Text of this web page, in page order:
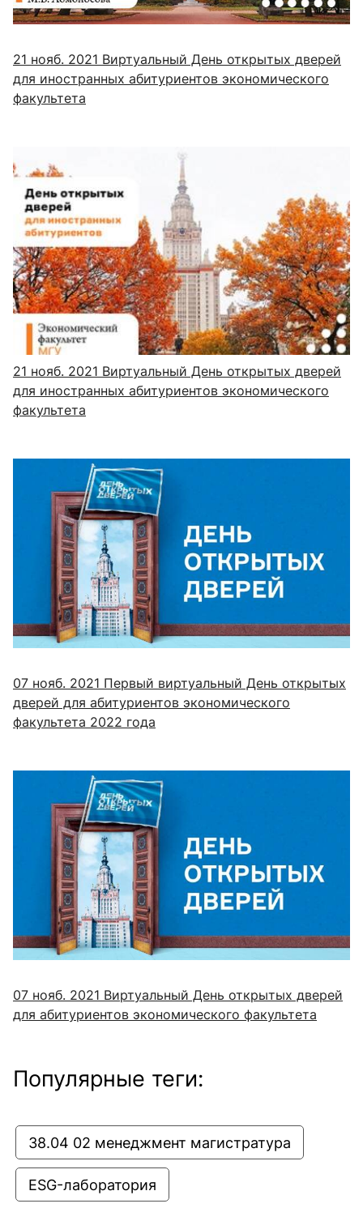
21 нояб. 2021 Виртуальный День открытых дверей
для иностранных абитуриентов экономического
факультета
21 нояб. 2021 Виртуальный День открытых дверей
для иностранных абитуриентов экономического
факультета
07 нояб. 2021 Первый виртуальный День открытых
дверей для абитуриентов экономического
факультета 2022 года
07 нояб. 2021 Виртуальный День открытых дверей
для абитуриентов экономического факультета
Популярные теги:
38.04 02 менеджмент магистратура
ESG-лаборатория